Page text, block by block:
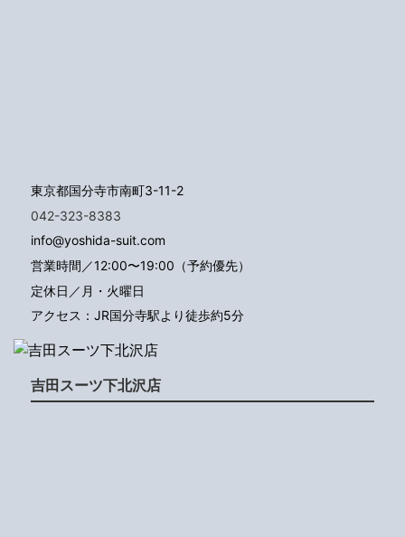
東京都国分寺市南町3-11-2
042-323-8383
info@yoshida-suit.com
営業時間／12:00〜19:00（予約優先）
定休日／月・火曜日
アクセス：JR国分寺駅より徒歩約5分
吉田スーツ下北沢店